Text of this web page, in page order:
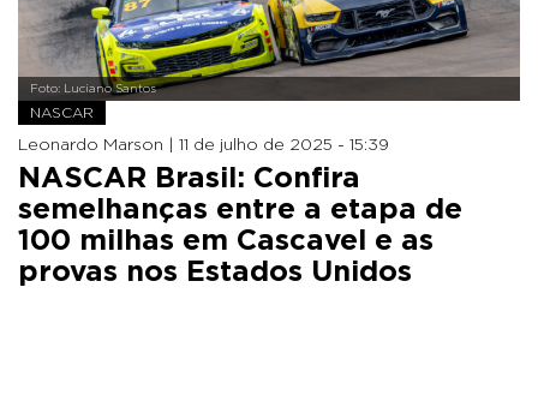
Foto: Luciano Santos
NASCAR
Leonardo Marson | 11 de julho de 2025 - 15:39
NASCAR Brasil: Confira
semelhanças entre a etapa de
100 milhas em Cascavel e as
provas nos Estados Unidos